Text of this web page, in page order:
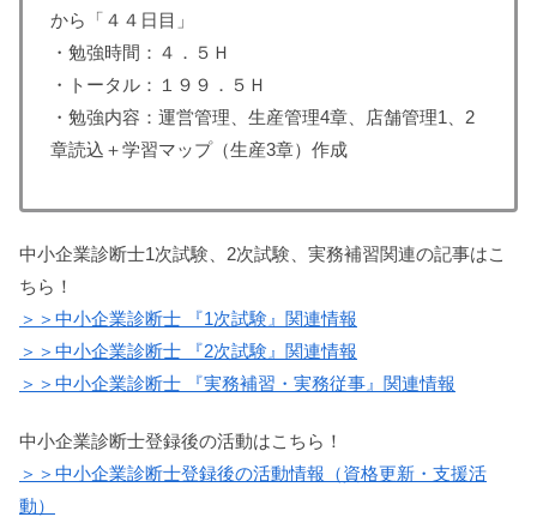
から「４４日目」
・勉強時間：４．５Ｈ
・トータル：１９９．５Ｈ
・勉強内容：運営管理、生産管理4章、店舗管理1、2
章読込＋学習マップ（生産3章）作成
中小企業診断士1次試験、2次試験、実務補習関連の記事はこ
ちら！
＞＞中小企業診断士 『1次試験』関連情報
＞＞中小企業診断士 『2次試験』関連情報
＞＞中小企業診断士 『実務補習・実務従事』関連情報
中小企業診断士登録後の活動はこちら！
＞＞中小企業診断士登録後の活動情報（資格更新・支援活
動）